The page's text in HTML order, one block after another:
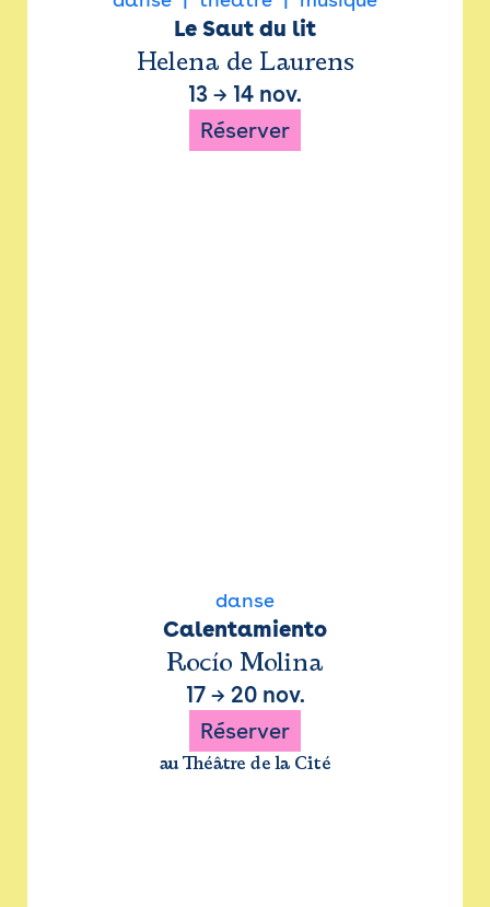
Le Saut du lit
Helena de Laurens
13 → 14 nov.
Réserver
danse
Calentamiento
Rocío Molina
17→ 20 nov.
Réserver
au Théâtre de la Cité